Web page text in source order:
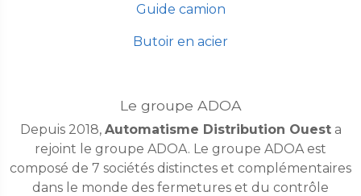
Guide camion
Butoir en acier
Le groupe ADOA
Depuis 2018, Automatisme Distribution Ouesta
rejoint le groupe ADOA. Le groupe ADOA est
composé de 7 sociétés distinctes et complémentaires
dans le monde des fermetures et du contrôle